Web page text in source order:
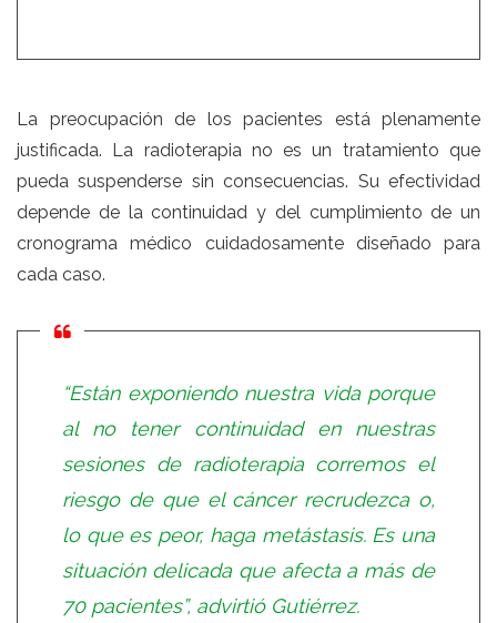
La preocupación de los pacientes está plenamente
justificada. La radioterapia no es un tratamiento que
pueda suspenderse sin consecuencias. Su efectividad
depende de la continuidad y del cumplimiento de un
cronograma médico cuidadosamente diseñado para
cada caso.
“Están exponiendo nuestra vida porque
al no tener continuidad en nuestras
sesiones de radioterapia corremos el
riesgo de que el cáncer recrudezca o,
lo que es peor, haga metástasis. Es una
situación delicada que afecta a más de
70 pacientes”, advirtió Gutiérrez.